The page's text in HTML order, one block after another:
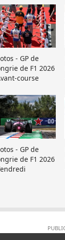
- GP de
de F1 2026
course
- GP de
de F1 2026